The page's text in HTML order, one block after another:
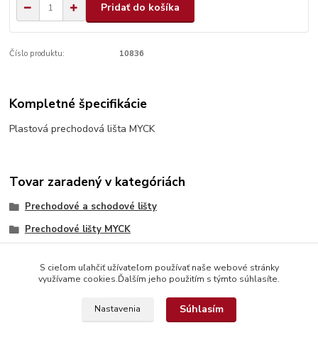
Pridať do košíka
Číslo produktu: 10836
Kompletné špecifikácie
Plastová prechodová lišta MYCK
Tovar zaradený v kategóriách
Prechodové a schodové lišty
Prechodové lišty MYCK
S cieľom uľahčiť užívateľom používať naše webové stránky
využívame cookies.Ďalším jeho použitím s týmto súhlasíte.
Nastavenia Súhlasím